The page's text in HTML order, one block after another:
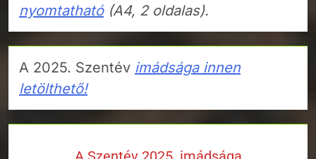
nyomtatható(A4, 2 oldalas).
A 2025. Szentév imádsága innen
letölthető!